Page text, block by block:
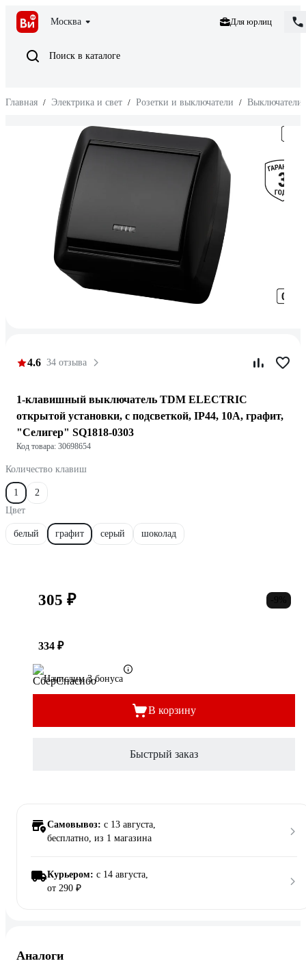
Москва Для юрлиц
Поиск в каталоге
Главная / Электрика и свет / Розетки и выключатели / Выключатели
4.6 34 отзыва
1-клавишный выключатель TDM ELECTRIC
открытой установки, с подсветкой, IP44, 10А, графит,
"Селигер" SQ1818-0303
Код товара: 30698654
Количество клавиш
1
2
Цвет
белый графит серый шоколад
305 ₽
334 ₽
Начислим 3 бонуса
В корзину
Быстрый заказ
Самовывоз: c 13 августа,
бесплатно, из 1 магазина
Курьером: c 14 августа,
от 290 ₽
Аналоги